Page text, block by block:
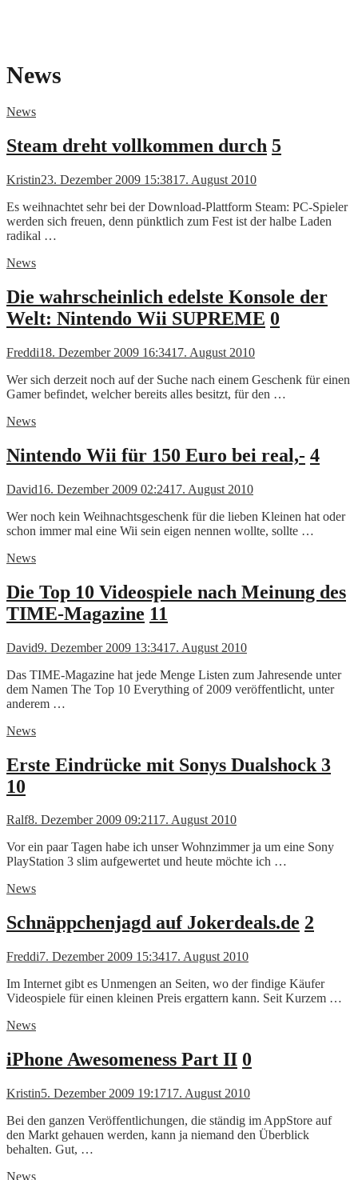
News
News
Steam dreht vollkommen durch 5
Kristin23. Dezember 2009 15:3817. August 2010
Es weihnachtet sehr bei der Download-Plattform Steam: PC-Spieler
werden sich freuen, denn pünktlich zum Fest ist der halbe Laden
radikal …
News
Die wahrscheinlich edelste Konsole der
Welt: Nintendo Wii SUPREME 0
Freddi18. Dezember 2009 16:3417. August 2010
Wer sich derzeit noch auf der Suche nach einem Geschenk für einen
Gamer befindet, welcher bereits alles besitzt, für den …
News
Nintendo Wii für 150 Euro bei real,- 4
David16. Dezember 2009 02:2417. August 2010
Wer noch kein Weihnachtsgeschenk für die lieben Kleinen hat oder
schon immer mal eine Wii sein eigen nennen wollte, sollte …
News
Die Top 10 Videospiele nach Meinung des
TIME-Magazine 11
David9. Dezember 2009 13:3417. August 2010
Das TIME-Magazine hat jede Menge Listen zum Jahresende unter
dem Namen The Top 10 Everything of 2009 veröffentlicht, unter
anderem …
News
Erste Eindrücke mit Sonys Dualshock 3
10
Ralf8. Dezember 2009 09:2117. August 2010
Vor ein paar Tagen habe ich unser Wohnzimmer ja um eine Sony
PlayStation 3 slim aufgewertet und heute möchte ich …
News
Schnäppchenjagd auf Jokerdeals.de 2
Freddi7. Dezember 2009 15:3417. August 2010
Im Internet gibt es Unmengen an Seiten, wo der findige Käufer
Videospiele für einen kleinen Preis ergattern kann. Seit Kurzem …
News
iPhone Awesomeness Part II 0
Kristin5. Dezember 2009 19:1717. August 2010
Bei den ganzen Veröffentlichungen, die ständig im AppStore auf
den Markt gehauen werden, kann ja niemand den Überblick
behalten. Gut, …
News